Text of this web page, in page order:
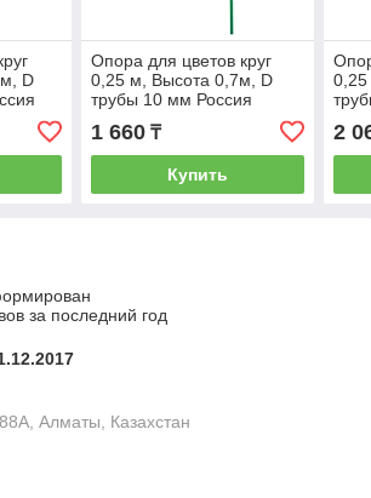
D
Опора для цветов круг
0,25 м, Высотa 0,7м, D
трубы 10 мм Россия
1 660₸
Купить
2
за последний год
Алматы, Казахстан